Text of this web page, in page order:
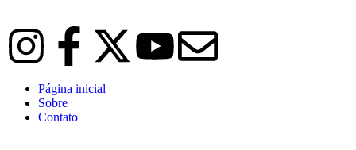
Página inicial
Sobre
Contato